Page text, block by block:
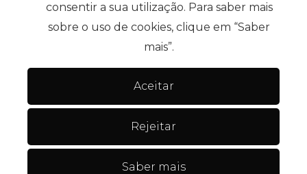
Centro de resolução de litígios
Política de Privacidade
Livro de reclamações
Dados pessoais
Canal de denúncia
consentir a sua utilização. Para saber mais
sobre o uso de cookies, clique em “Saber
mais”.
Aceitar
Rejeitar
Saber mais